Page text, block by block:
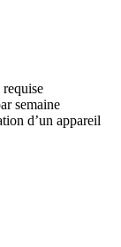
semaine
d’un appareil